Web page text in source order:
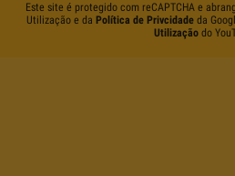
Este site é protegido com reCAPTCHA e
Utilização e da Política de Privcidade da
Utilizaçãodo